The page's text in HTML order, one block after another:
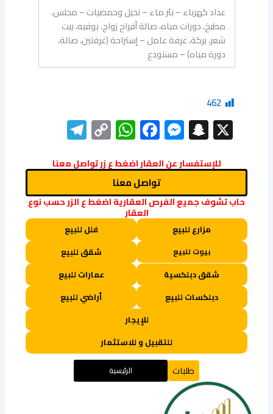
عداد كهرباء – بئر ماء – نخيل وحمضيات – مجلس،
مطبخ، دورات مياه، صالة أفراح زواج، بوفيه، بيت
شعر، بركة، غرفة عامل – إستراحة (غرفتين، صالة،
دورة مياه) – مستودع
462
X
Snapchat
Messenger
Facebook
WhatsApp
Copy
Link
للإستفسار عن العقار اضغط ع زر تواصل معنا
تواصل معنا
حاب تشوف جميع الفرص العقارية اضغط ع الزر حسب نوع
العقار
مزارع للبيع فلل للبيع
بيوت للبيع
شقق للبيع
شقق دبلكسية
عمارات للبيع
دبلكسات للبيع
أراضي للبيع
للإيجار
للتقبيل و للاستثمار
طلبات الرئيسية